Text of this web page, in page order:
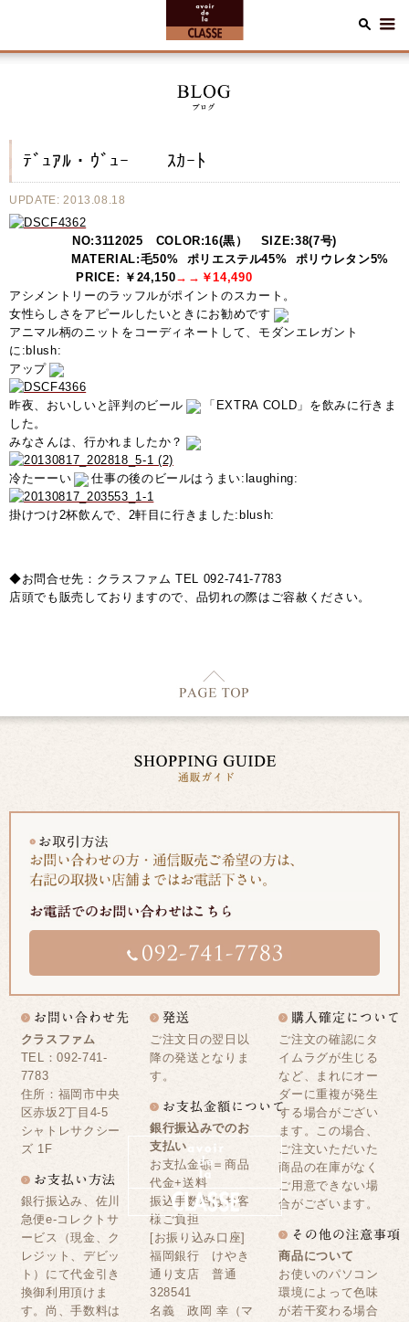
ﾃﾞｭｱﾙ・ｳﾞｭｰ ｽｶｰﾄ
UPDATE: 2013.08.18
NO:3112025 COLOR:16(黒） SIZE:38(7号)
MATERIAL:毛50% ポリエステル45% ポリウレタン5%
PRICE: ￥24,150→→￥14,490
アシメントリーのラッフルがポイントのスカート。
女性らしさをアピールしたいときにお勧めです
アニマル柄のニットをコーディネートして、モダンエレガント
に:blush:
アップ
昨夜、おいしいと評判のビール
「EXTRA COLD」を飲みに行きま
した。
みなさんは、行かれましたか？
冷たーーい 仕事の後のビールはうまい:laughing:
掛けつけ2杯飲んで、2軒目に行きました:blush:
◆お問合せ先：クラスファム TEL 092-741-7783
店頭でも販売しておりますので、品切れの際はご容赦ください。
クラスファム
TEL：092-741-
7783
住所：福岡市中央
区赤坂2丁目4-5
シャトレサクシー
ズ 1F
銀行振込み、佐川
急便e-コレクトサ
ービス（現金、ク
レジット、デビッ
ト）にて代金引き
換御利用頂けま
す。尚、手数料は
ご注文日の翌日以
降の発送となりま
す。
銀行振込みでのお
支払い
お支払金額＝商品
代金+送料
振込手数料はお客
様ご負担
[お振り込み口座]
福岡銀行 けやき
通り支店 普通
328541
名義 政岡 幸（マ
ご注文の確認にタ
イムラグが生じる
など、まれにオー
ダーに重複が発生
する場合がござい
ます。この場合、
ご注文いただいた
商品の在庫がなく
ご用意できない場
合がございます。
商品について
お使いのパソコン
環境によって色味
が若干変わる場合